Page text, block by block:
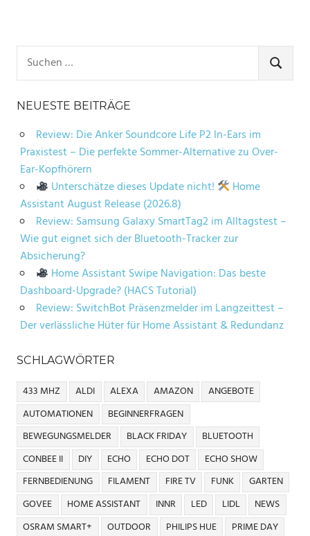
nach:
SUCHEN
NEUESTE BEITRÄGE
Review: Die Anker Soundcore Life P2 In-Ears im
Praxistest – Die perfekte Sommer-Alternative zu Over-
Ear-Kopfhörern
Unterschätze dieses Update nicht!
Home
Assistant August Release (2026.8)
Review: Samsung Galaxy SmartTag2 im Alltagstest –
Wie gut eignet sich der Bluetooth-Tracker zur
Absicherung?
Home Assistant Swipe Navigation: Das beste
Dashboard-Upgrade? (HACS Tutorial)
Review: SwitchBot Präsenzmelder im Langzeittest –
Der verlässliche Hüter für Home Assistant & Redundanz
SCHLAGWÖRTER
433 MHZ ALDI ALEXA AMAZON
ANGEBOTE
AUTOMATIONEN
BEGINNERFRAGEN
BEWEGUNGSMELDER
BLACK FRIDAY
BLUETOOTH
CONBEE II
DIY ECHO ECHO DOT
ECHO SHOW
FERNBEDIENUNG
FILAMENT FIRE TV FUNK
GARTEN
GOVEE
HOME ASSISTANT INNR LED LIDL
NEWS
OSRAM SMART+
OUTDOOR PHILIPS HUE
PRIME DAY